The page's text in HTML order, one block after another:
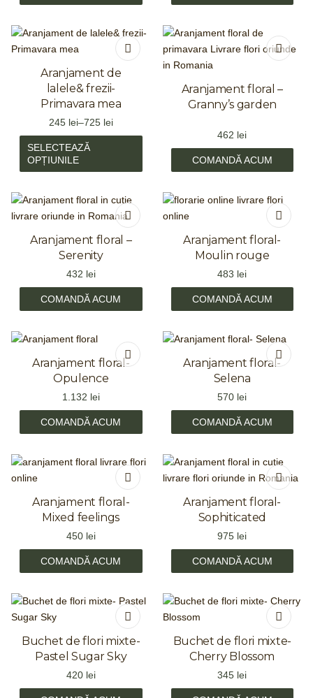
Aranjament de
lalele& frezii-
Primavara mea
245 lei–725 lei
SELECTEAZĂ
OPȚIUNILE
Aranjament floral –
Granny’s garden
462 lei
COMANDĂ ACUM
Aranjament floral –
Serenity
432 lei
COMANDĂ ACUM
Aranjament floral-
Moulin rouge
483 lei
COMANDĂ ACUM
Aranjament floral-
Opulence
1.132 lei
COMANDĂ ACUM
Aranjament floral-
Selena
570 lei
COMANDĂ ACUM
Aranjament floral-
Mixed feelings
450 lei
COMANDĂ ACUM
Aranjament floral-
Sophiticated
975 lei
COMANDĂ ACUM
Buchet de flori mixte-
Pastel Sugar Sky
420 lei
Buchet de flori mixte-
Cherry Blossom
345 lei